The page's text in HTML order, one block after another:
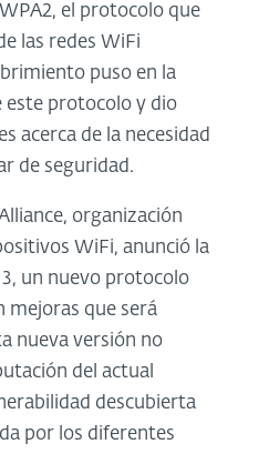
el protocolo que
las redes WiFi
puso en la
este protocolo y dio
acerca de la necesidad
de seguridad.
organización
WiFi, anunció la
un nuevo protocolo
mejoras que será
nueva versión no
del actual
descubierta
por los diferentes